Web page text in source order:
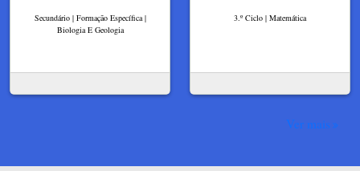
Secundário | Formação Específica |
Biologia E Geologia
3.º Ciclo | Matemática
Ver mais